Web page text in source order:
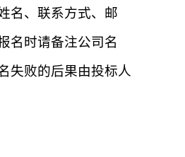
名、联系方式、邮
名时请备注公司名
失败的后果由投标人